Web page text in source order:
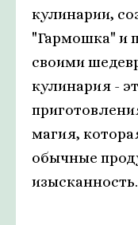
кулинарии,
"Гармошка" и
своими
кулинария -
магия,
обычные
изысканность.